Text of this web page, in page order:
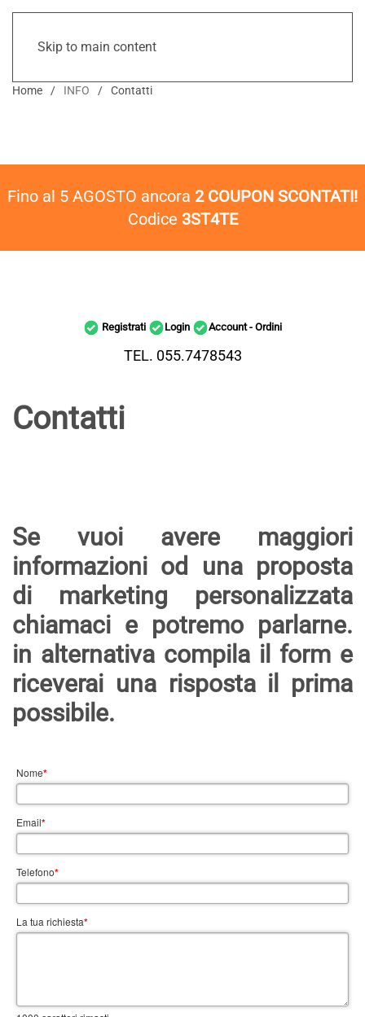
Skip to main content
Home INFO Contatti
Fino al 5 AGOSTO ancora 2 COUPON SCONTATI!
Codice 3ST4TE
Registrati Login Account - Ordini
TEL. 055.7478543
Contatti
Se vuoi avere maggiori
informazioni od una proposta
di marketing personalizzata
chiamaci e potremo parlarne.
in alternativa compila il form e
riceverai una risposta il prima
possibile.
Nome*
Email*
Telefono*
La tua richiesta*